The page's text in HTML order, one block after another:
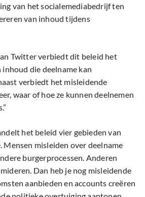
van het socialemediabedrijf ten
van inhoud tijdens
Twitter verbiedt dit beleid het
die deelname kan
verbiedt het misleidende
waar of hoe ze kunnen deelnemen
het beleid vier gebieden van
misleiden over deelname
burgerprocessen. Anderen
Dan heb je nog misleidende
aanbieden en accounts creëren